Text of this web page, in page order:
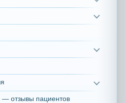
отзывы пациентов